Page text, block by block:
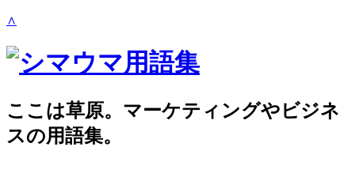
∧
ここは草原。マーケティングやビジネ
スの用語集。